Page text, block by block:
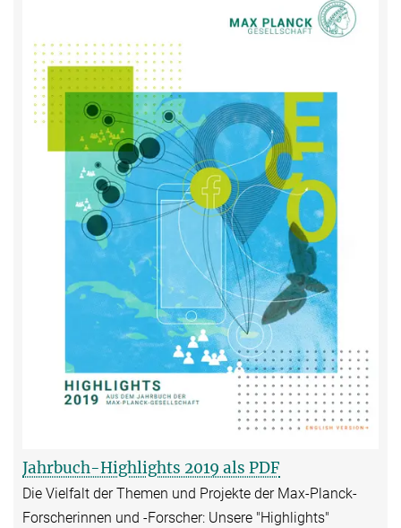
Jahrbuch-Highlights 2019 als PDF
Die Vielfalt der Themen und Projekte der Max-Planck-
Forscherinnen und -Forscher: Unsere "Highlights"